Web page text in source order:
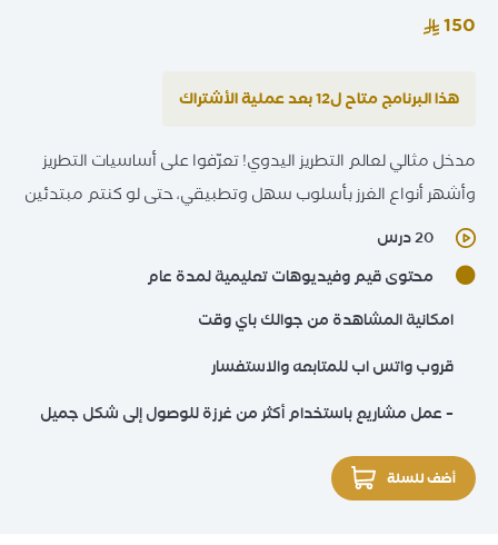
هذا البرنامج متاح ل12 بعد عملية الأشتراك
مدخل مثالي لعالم التطريز اليدوي! تعرّفوا على أساسيات التطريز
وأشهر أنواع الغرز بأسلوب سهل وتطبيقي، حتى لو كنتم مبتدئين
20 درس
محتوى قيم وفيديوهات تعليمية لمدة عام
امكانية المشاهدة من جوالك باي وقت
قروب واتس اب للمتابعه والاستفسار
– عمل مشاريع باستخدام أكثر من غرزة للوصول إلى شكل جميل
أضف للسلة